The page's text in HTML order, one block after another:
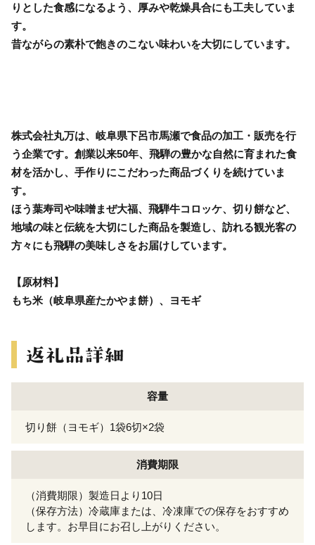
りとした食感になるよう、厚みや乾燥具合にも工夫していま
す。
昔ながらの素朴で飽きのこない味わいを大切にしています。
株式会社丸万は、岐阜県下呂市馬瀬で食品の加工・販売を行
う企業です。創業以来50年、飛騨の豊かな自然に育まれた食
材を活かし、手作りにこだわった商品づくりを続けていま
す。
ほう葉寿司や味噌まぜ大福、飛騨牛コロッケ、切り餅など、
地域の味と伝統を大切にした商品を製造し、訪れる観光客の
方々にも飛騨の美味しさをお届けしています。
【原材料】
もち米（岐阜県産たかやま餅）、ヨモギ
容量
切り餅（ヨモギ）1袋6切×2袋
消費期限
（消費期限）製造日より10日
（保存方法）冷蔵庫または、冷凍庫での保存をおすすめ
します。お早目にお召し上がりください。